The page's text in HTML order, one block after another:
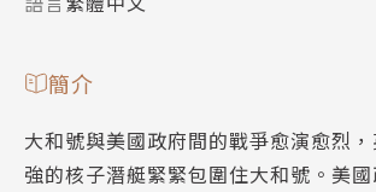
簡介
大和號與美國政府間的戰爭愈演愈烈
強的核子潛艇緊緊包圍住大和號。美